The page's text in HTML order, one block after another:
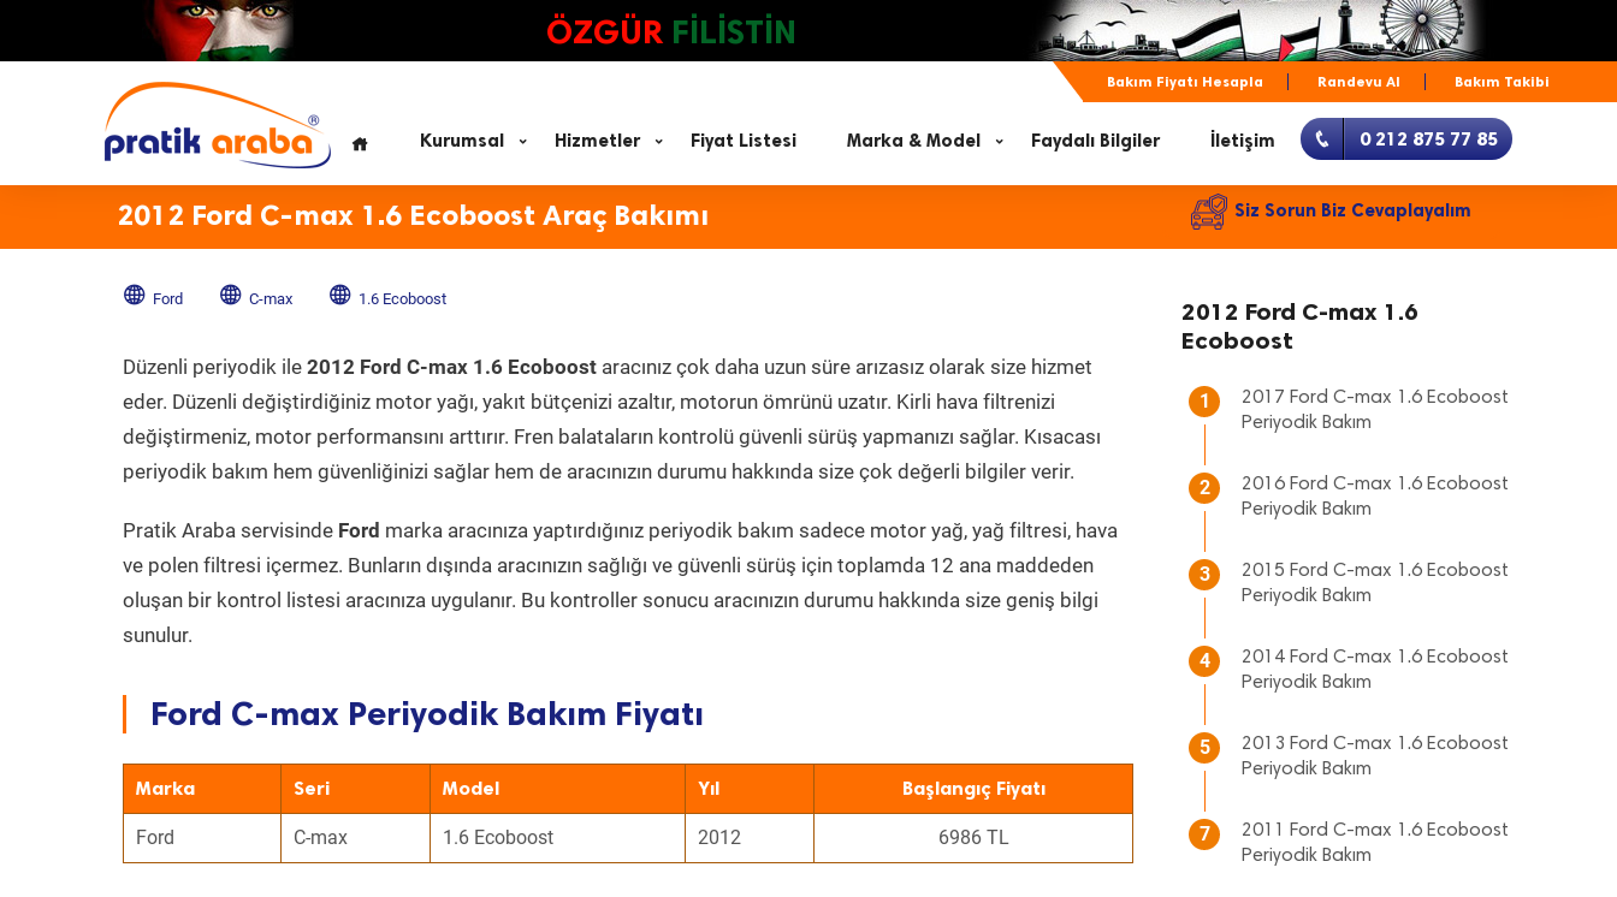
ÖZGÜR FİLİSTİN
Bakım Fiyatı Hesapla Randevu Al Bakım Takibi
Kurumsal Hizmetler Fiyat Listesi Marka & Model Faydalı Bilgiler İletişim 0 212 875 77 85
2012 Ford C-max 1.6 Ecoboost Araç Bakımı Siz Sorun Biz Cevaplayalım
Ford C-max 1.6 Ecoboost
Düzenli periyodik ile 2012 Ford C-max 1.6 Ecoboost aracınız çok daha uzun süre arızasız olarak size hizmet
eder. Düzenli değiştirdiğiniz motor yağı, yakıt bütçenizi azaltır, motorun ömrünü uzatır. Kirli hava filtrenizi
değiştirmeniz, motor performansını arttırır. Fren balataların kontrolü güvenli sürüş yapmanızı sağlar. Kısacası
periyodik bakım hem güvenliğinizi sağlar hem de aracınızın durumu hakkında size çok değerli bilgiler verir.
Pratik Araba servisinde Ford marka aracınıza yaptırdığınız periyodik bakım sadece motor yağ, yağ filtresi, hava
ve polen filtresi içermez. Bunların dışında aracınızın sağlığı ve güvenli sürüş için toplamda 12 ana maddeden
oluşan bir kontrol listesi aracınıza uygulanır. Bu kontroller sonucu aracınızın durumu hakkında size geniş bilgi
sunulur.
Ford C-max Periyodik Bakım Fiyatı
Marka Seri Model Yıl Başlangıç Fiyatı
Ford C-max 1.6 Ecoboost 2012 6986 TL
2012 Ford C-max 1.6
Ecoboost
1
2017 Ford C-max 1.6 Ecoboost
Periyodik Bakım
2
2016 Ford C-max 1.6 Ecoboost
Periyodik Bakım
3
2015 Ford C-max 1.6 Ecoboost
Periyodik Bakım
4
2014 Ford C-max 1.6 Ecoboost
Periyodik Bakım
5
2013 Ford C-max 1.6 Ecoboost
Periyodik Bakım
7
2011 Ford C-max 1.6 Ecoboost
Periyodik Bakım